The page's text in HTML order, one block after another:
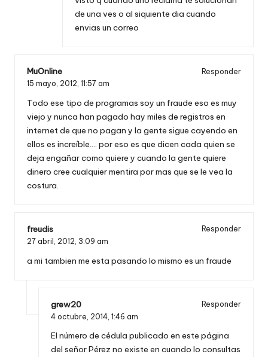
de una ves o al siquiente dia cuando
envias un correo
MuOnline
Responder
15 mayo, 2012, 11:57 am
Todo ese tipo de programas soy un fraude eso es muy
viejo y nunca han pagado hay miles de registros en
internet de que no pagan y la gente sigue cayendo en
ellos es increíble…. por eso es que dicen cada quien se
deja engañar como quiere y cuando la gente quiere
dinero cree cualquier mentira por mas que se le vea la
costura.
freudis
Responder
27 abril, 2012, 3:09 am
a mi tambien me esta pasando lo mismo es un fraude
grew20
Responder
4 octubre, 2014, 1:46 am
El número de cédula publicado en este página
del señor Pérez no existe en cuando lo consultas